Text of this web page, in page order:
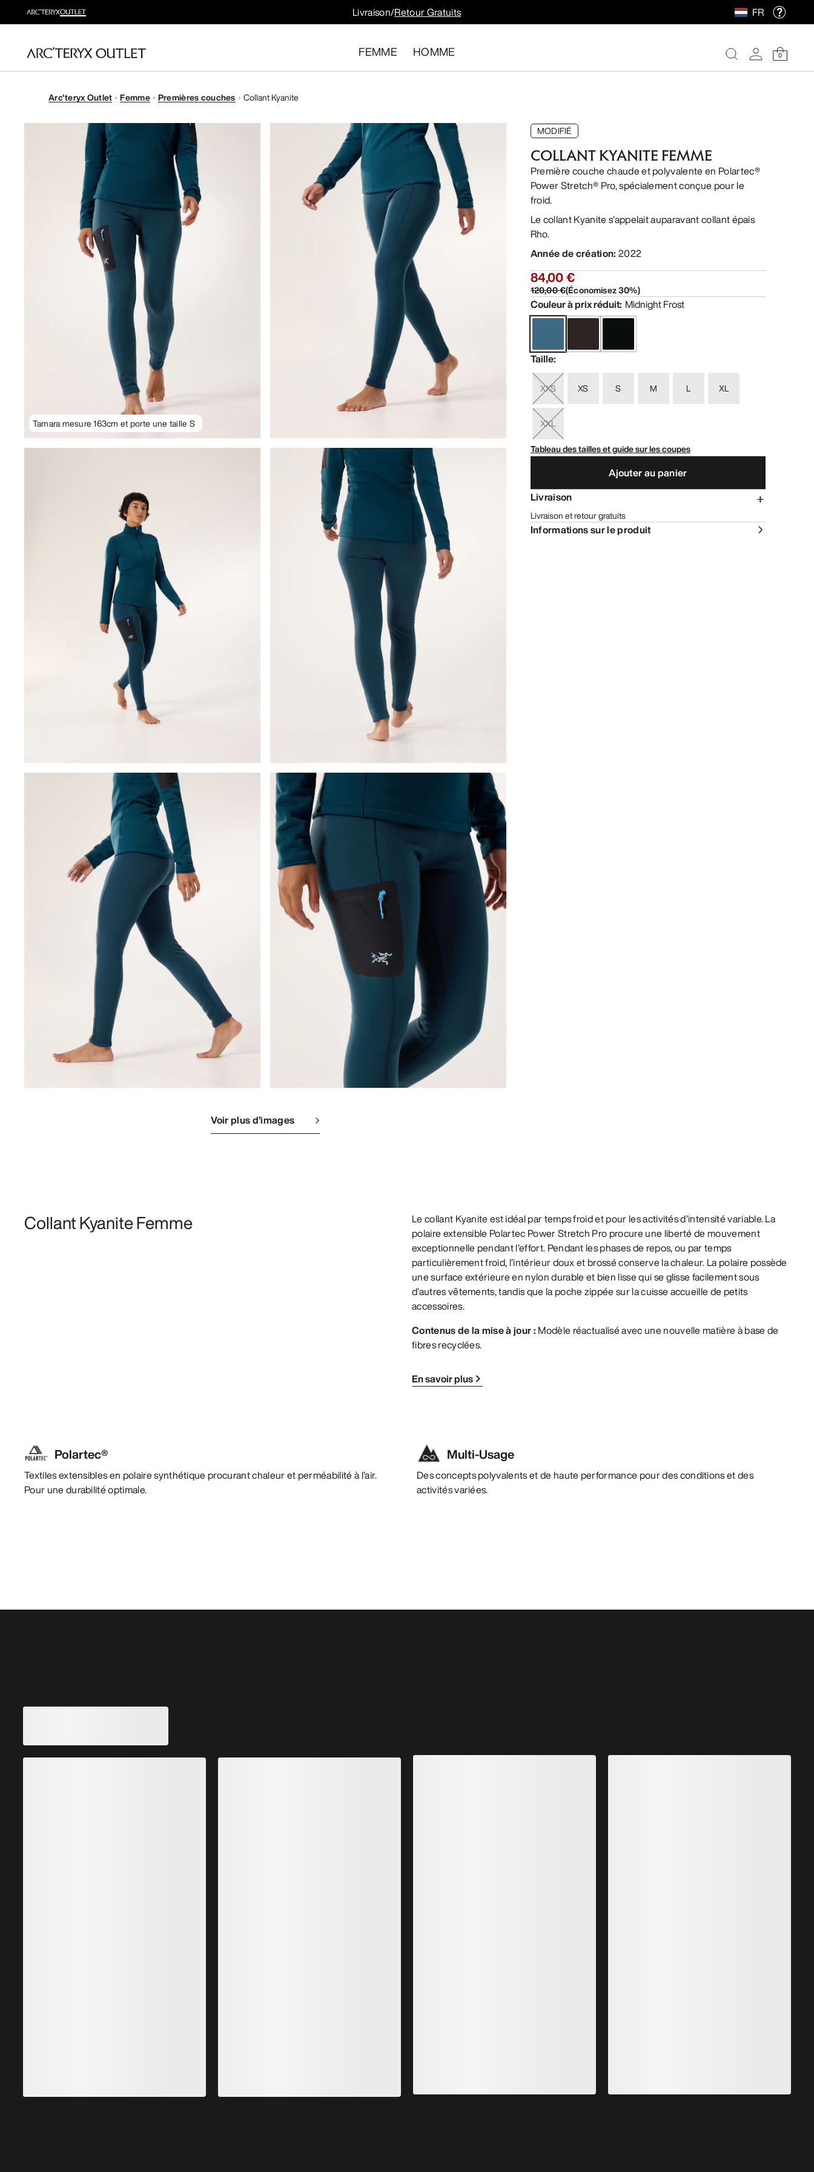
Livraison/Retour Gratuits FR
FEMME HOMME 0
Arc'teryx Outlet Femme Premières couches Collant Kyanite
Tamara mesure 163cm et porte une taille S
Voir plus d’images
MODIFIÉ
COLLANT KYANITE FEMME
Première couche chaude et polyvalente en Polartec®
Power Stretch® Pro, spécialement conçue pour le
froid.
Le collant Kyanite s’appelait auparavant collant épais
Rho.
Année de création: 2022
84,00 €
120,00 €(Économisez30%)
Couleur à prix réduit: Midnight Frost
Taille:
XXS XS S M L XL
XXL
Tableau des tailles et guide sur les coupes
Ajouter au panier
Livraison
Livraison et retour gratuits
Informations sur le produit
Collant Kyanite Femme
Le collant Kyanite est idéal par temps froid et pour les activités d’intensité variable. La
polaire extensible Polartec Power Stretch Pro procure une liberté de mouvement
exceptionnelle pendant l’effort. Pendant les phases de repos, ou par temps
particulièrement froid, l’intérieur doux et brossé conserve la chaleur. La polaire possède
une surface extérieure en nylon durable et bien lisse qui se glisse facilement sous
d’autres vêtements, tandis que la poche zippée sur la cuisse accueille de petits
accessoires.
Contenus de la mise à jour : Modèle réactualisé avec une nouvelle matière à base de
fibres recyclées.
En savoir plus
Polartec®
Textiles extensibles en polaire synthétique procurant chaleur et perméabilité à l’air.
Pour une durabilité optimale.
Multi-Usage
Des concepts polyvalents et de haute performance pour des conditions et des
activités variées.